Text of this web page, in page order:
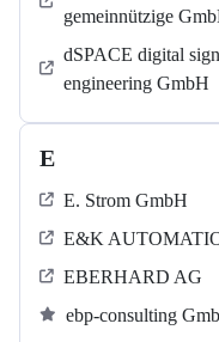
gemeinnützige
dSPACE digital
engineering GmbH
E
E. Strom GmbH
E&K
EBERHARD AG
ebp-consulting